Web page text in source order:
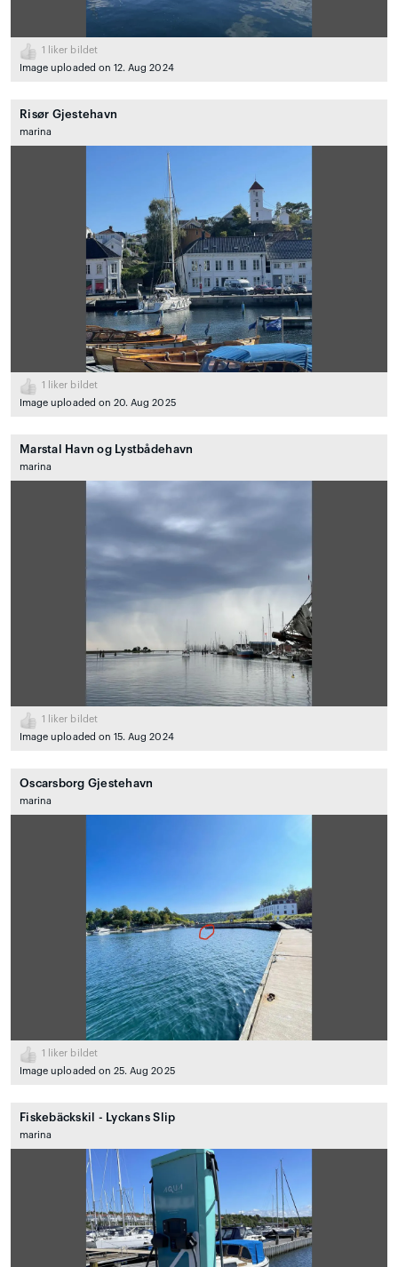
1
liker bildet
Image uploaded on 12. Aug 2024
Risør Gjestehavn
marina
1
liker bildet
Image uploaded on 20. Aug 2025
Marstal Havn og Lystbådehavn
marina
1
liker bildet
Image uploaded on 15. Aug 2024
Oscarsborg Gjestehavn
marina
1
liker bildet
Image uploaded on 25. Aug 2025
Fiskebäckskil - Lyckans Slip
marina